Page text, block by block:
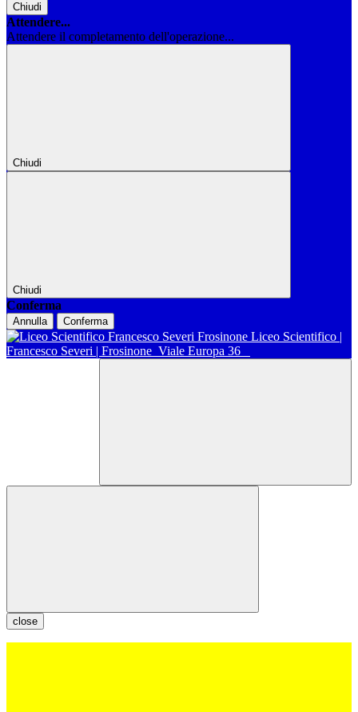
Chiudi
Attendere...
Attendere il completamento dell'operazione...
Chiudi
Chiudi
Conferma
Annulla Conferma
Liceo Scientifico |
Francesco Severi | Frosinone Viale Europa 36
close